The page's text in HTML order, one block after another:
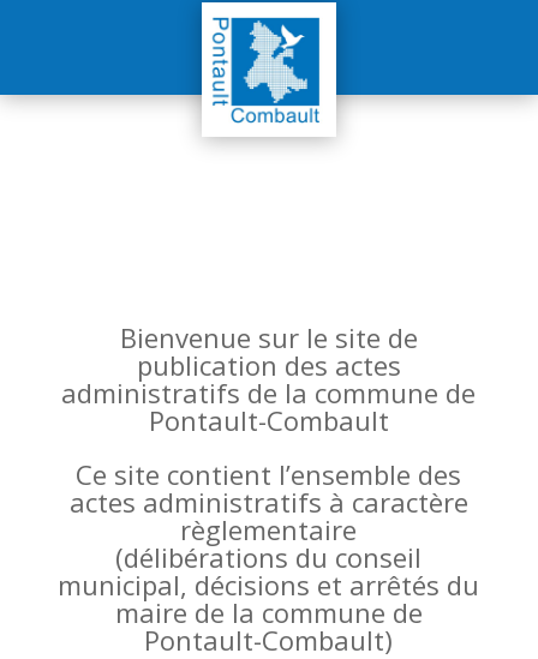
Bienvenue sur le site de
publication des actes
administratifs de la commune de
Pontault-Combault
Ce site contient l’ensemble des
actes administratifs à caractère
règlementaire
(délibérations du conseil
municipal, décisions et arrêtés du
maire de la commune de
Pontault-Combault)